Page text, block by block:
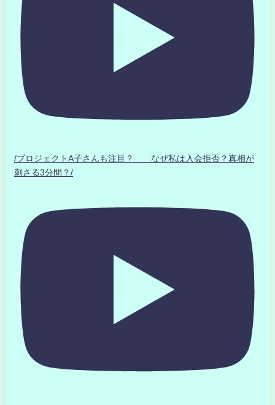
/プロジェクトA子さんも注目？ なぜ私は入会拒否？真相が
刺さる3分間？/